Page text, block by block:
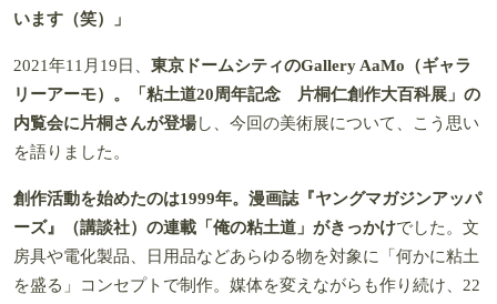
います（笑）」
2021年11月19日、 東京ドームシティのGallery AaMo（ギャラ
リーアーモ）。「粘土道20周年記念 片桐仁創作大百科展」の
内覧会に片桐さんが登場し、今回の美術展について、こう思い
を語りました。
創作活動を始めたのは1999年。漫画誌『ヤングマガジンアッパ
ーズ』（講談社）の連載「俺の粘土道」がきっかけでした。文
房具や電化製品、日用品などあらゆる物を対象に「何かに粘土
を盛る」コンセプトで制作。媒体を変えながらも作り続け、22